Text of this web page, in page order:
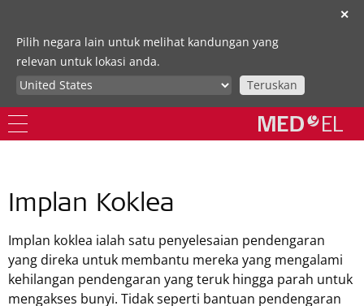
✕
Pilih negara lain untuk melihat kandungan yang
relevan untuk lokasi anda.
Teruskan
Implan Koklea
Implan koklea ialah satu penyelesaian pendengaran
yang direka untuk membantu mereka yang mengalami
kehilangan pendengaran yang teruk hingga parah untuk
mengakses bunyi. Tidak seperti bantuan pendengaran